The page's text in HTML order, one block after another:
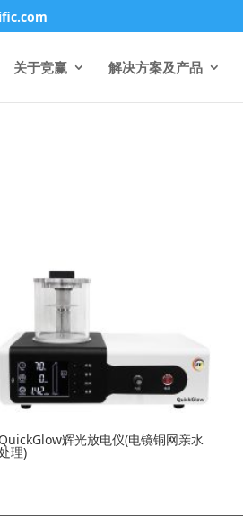
关于竞赢 解决方案及产品
QuickGlow辉光放电仪(电镜铜网亲水
理)